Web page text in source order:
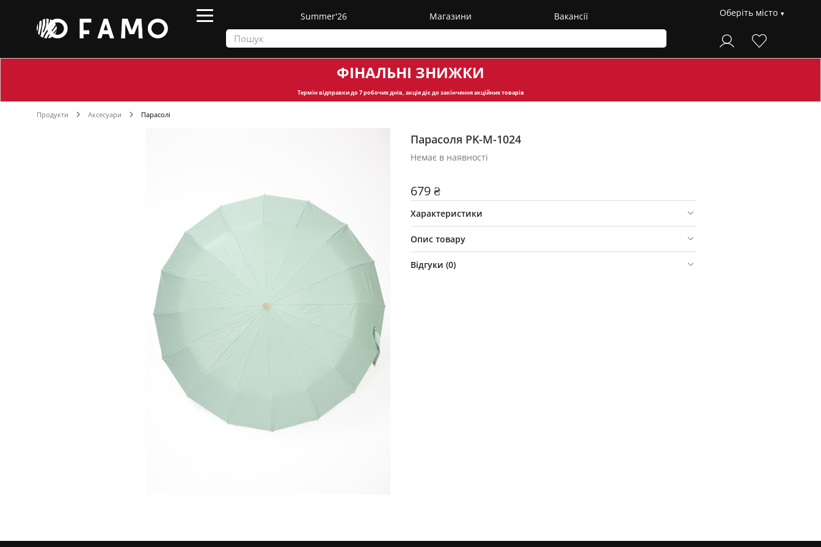
Summer'26 Магазини Вакансії Оберіть місто
ФІНАЛЬНІ ЗНИЖКИ
Термін відправкидо 7 робочих днів, акція діє до закінчення акційних товарів
Продукти Аксесуари Парасолі
Парасоля PK-М-1024
Немає в наявності
679 ₴
Характеристики
Опис товару
Відгуки (0)